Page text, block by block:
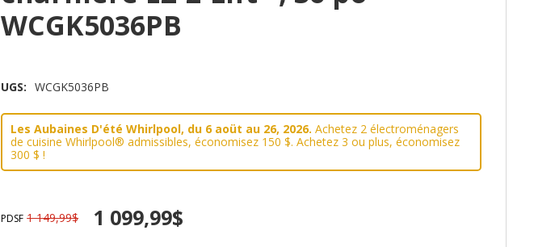
WCGK5036PB
UGS: WCGK5036PB
Les Aubaines D'été Whirlpool, du 6 aoüt au 26, 2026. Achetez 2 électroménagers
de cuisine Whirlpool® admissibles, économisez 150 $. Achetez 3 ou plus, économisez
300 $ !
PDSF 1 149,99$ 1 099,99$